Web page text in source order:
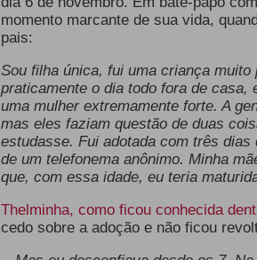
momento marcante de sua vida,
pais:
Sou filha única, fui uma criança
praticamente o dia todo fora de casa,
uma mulher extremamente forte. A
mas eles faziam questão de duas
estudasse. Fui adotada com três
de um telefonema anônimo. Minha
que, com essa idade, eu teria
Thelminha, como ficou conhecida
cedo sobre a adoção e não ficou